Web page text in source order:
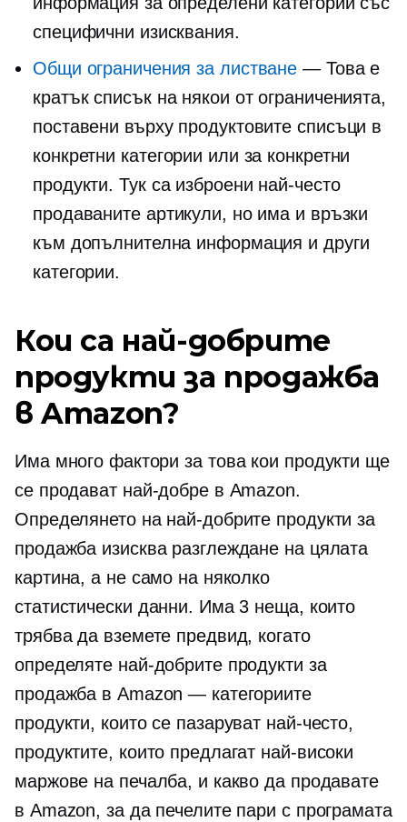
специфични изисквания.
Общи ограничения за листване — Това е
кратък списък на някои от ограниченията,
поставени върху продуктовите списъци в
конкретни категории или за конкретни
продукти. Тук са изброени най-често
продаваните артикули, но има и връзки
към допълнителна информация и други
категории.
Кои са най-добрите
продукти за продажба
в Amazon?
Има много фактори за това кои продукти ще
се продават най-добре в Amazon.
Определянето на най-добрите продукти за
продажба изисква разглеждане на цялата
картина, а не само на няколко
статистически данни. Има 3 неща, които
трябва да вземете предвид, когато
определяте най-добрите продукти за
продажба в Amazon — категориите
продукти, които се пазаруват най-често,
продуктите, които предлагат най-високи
маржове на печалба, и какво да продавате
в Amazon, за да печелите пари с програмата